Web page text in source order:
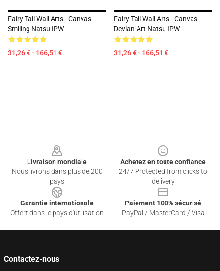
Fairy Tail Wall Arts - Canvas
Smiling Natsu IPW
31,26 € - 166,51 €
Fairy Tail Wall Arts - Canvas
Devian-Art Natsu IPW
31,26 € - 166,51 €
Livraison mondiale
Nous livrons dans plus de 200
pays
Achetez en toute confiance
24/7 Protected from clicks to
delivery
Garantie internationale
Offert dans le pays d'utilisation
Paiement 100% sécurisé
PayPal / MasterCard / Visa
Contactez-nous